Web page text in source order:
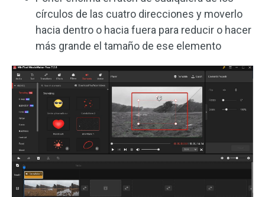
círculos de las cuatro direcciones y moverlo
hacia dentro o hacia fuera para reducir o hacer
más grande el tamaño de ese elemento